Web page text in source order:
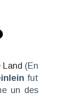
Land (En
fut
un des